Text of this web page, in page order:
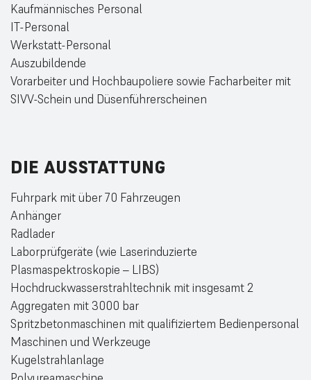
Kaufmännisches Personal
IT-Personal
Werkstatt-Personal
Auszubildende
Vorarbeiter und Hochbaupoliere sowie Facharbeiter mit
SIVV-Schein und Düsenführerscheinen
DIE AUSSTATTUNG
Fuhrpark mit über 70 Fahrzeugen
Anhänger
Radlader
Laborprüfgeräte (wie Laserinduzierte
Plasmaspektroskopie – LIBS)
Hochdruckwasserstrahltechnik mit insgesamt 2
Aggregaten mit 3000 bar
Spritzbetonmaschinen mit qualifiziertem Bedienpersonal
Maschinen und Werkzeuge
Kugelstrahlanlage